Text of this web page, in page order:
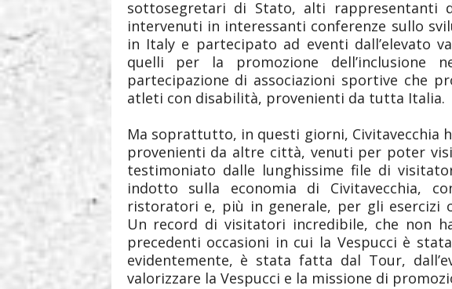
sottosegretari di Stato, alti rappresentanti
intervenuti in interessanti conferenze sullo
in Italy e partecipato ad eventi dall’elevato
quelli per la promozione
partecipazione di associazioni sportive che
atleti con disabilità, provenienti da tutta Italia.
Ma soprattutto, in questi giorni, Civitavecchia
provenienti da altre città, venuti per poter
testimoniato dalle lunghissime file di
indotto sulla economia di Civitavecchia,
ristoratori e, più in generale, per gli esercizi
Un record di visitatori incredibile, che non
precedenti occasioni in cui la Vespucci è
evidentemente, è stata fatta dal Tour,
valorizzare la Vespucci e la missione di